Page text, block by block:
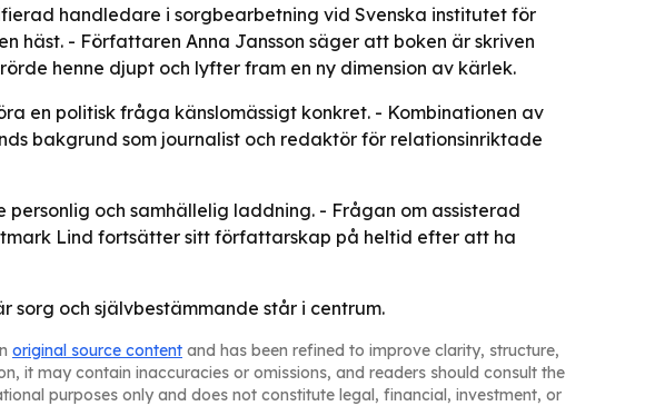
handledare i sorgbearbetning vid Svenska institutet för
häst. - Författaren Anna Jansson säger att boken är skriven
henne djupt och lyfter fram en ny dimension av kärlek.
en politisk fråga känslomässigt konkret. - Kombinationen av
bakgrund som journalist och redaktör för relationsinriktade
och samhällelig laddning. - Frågan om assisterad
Lind fortsätter sitt författarskap på heltid efter att ha
sorg och självbestämmande står i centrum.
original source content and has been refined to improve clarity, structure,
it may contain inaccuracies or omissions, and readers should consult the
purposes only and does not constitute legal, financial, investment, or